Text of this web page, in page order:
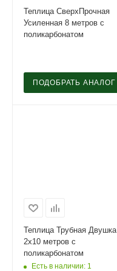
Теплица СверхПрочная
Усиленная 8 метров с
поликарбонатом
ПОДОБРАТЬ АНАЛОГ
Теплица Трубная Двушка
2х10 метров с
поликарбонатом
Есть в наличии: 1